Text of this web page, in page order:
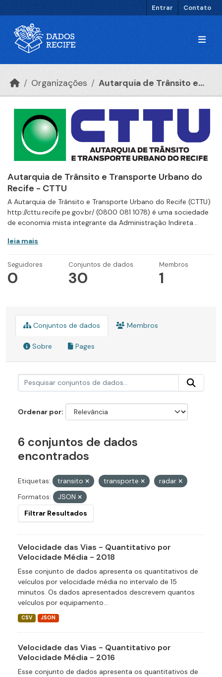
Entrar Contato
Organizações Autarquia de Trânsito e...
Autarquia de Trânsito e Transporte Urbano do
Recife - CTTU
A Autarquia de Trânsito e Transporte Urbano do Recife (CTTU)
http://cttu.recife.pe.gov.br/ (0800 081 1078) é uma sociedade
de economia mista integrante da Administração Indireta...
leia mais
Seguidores
0
Conjuntos de dados
30
Membros
1
Conjuntos de dados Membros
Sobre Pages
Ordenar por
6 conjuntos de dados
encontrados
Etiquetas: transito transporte
radar
Formatos:
JSON
Filtrar Resultados
Velocidade das Vias - Quantitativo por
Velocidade Média - 2018
Esse conjunto de dados apresenta os quantitativos de
veículos por velocidade média no intervalo de 15
minutos. Os dados apresentados descrevem quantos
veículos por equipamento...
CSV JSON
Velocidade das Vias - Quantitativo por
Velocidade Média - 2016
Esse conjunto de dados apresenta os quantitativos de